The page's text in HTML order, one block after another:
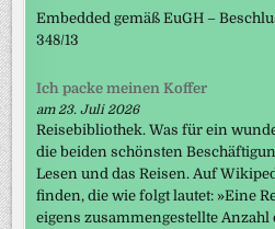
Embedded gemäß EuGH –
348/13
Ich packe meinen Koffer
am 23. Juli 2026
Reisebibliothek. Was für ein
die beiden schönsten
Lesen und das Reisen. Auf
finden, die wie folgt lautet: »Eine
eigens zusammengestellte Anzahl